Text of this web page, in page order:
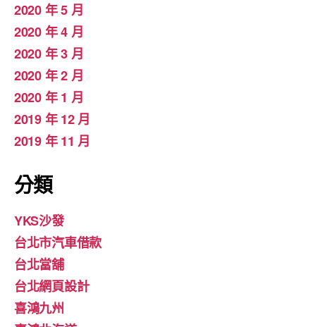
2020 年 5 月
2020 年 4 月
2020 年 3 月
2020 年 2 月
2020 年 1 月
2019 年 12 月
2019 年 11 月
分類
YKS沙發
台北市汽車借款
台北當舖
台北網頁設計
喜鴻九州